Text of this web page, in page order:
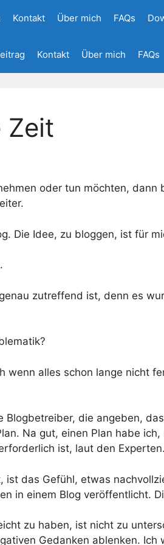
Kontakt Über mich FAQs
Kontakt Über mich FAQs
Zeit
oder tun möchten,
Die Idee, zu bloggen, ist für
zutreffend ist, denn es
wenn alles schon lange nicht
Blogbetreiber, die angeben,
Na gut, einen Plan habe
ist, laut den Experten.
ist das Gefühl, etwas
in einem Blog veröffentlicht.
zu haben, ist nicht zu
Gedanken ablenken.